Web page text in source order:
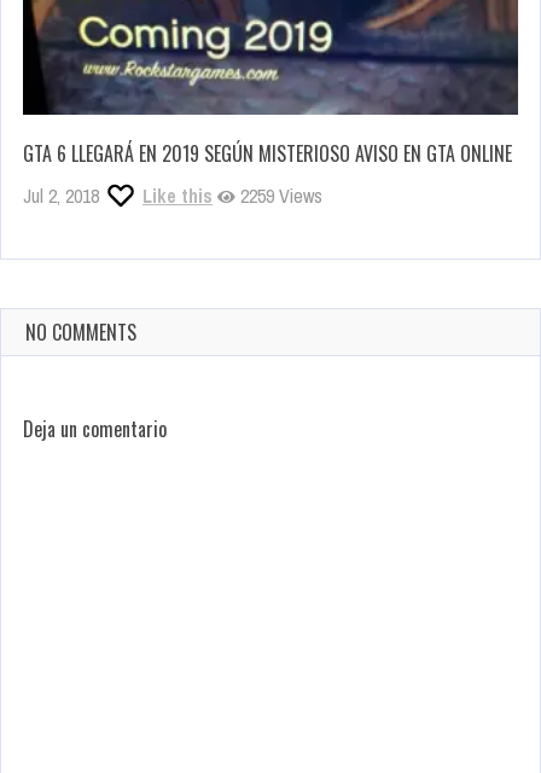
GTA 6 LLEGARÁ EN 2019 SEGÚN MISTERIOSO AVISO EN GTA ONLINE
Jul 2, 2018 Like this 2259 Views
NO COMMENTS
Deja un comentario